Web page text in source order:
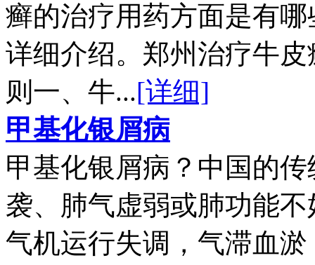
癣的治疗用药方面是有
详细介绍。郑州治疗牛
则一、牛...[详细]
甲基化银屑病
甲基化银屑病？中国的
袭、肺气虚弱或肺功能
气机运行失调，气滞血